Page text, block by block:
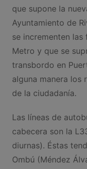
que supone la
Ayuntamiento de
se incrementen
Metro y que se
transbordo en
alguna manera los
de la ciudadanía.
Las líneas de
cabecera son la
diurnas). Éstas
Ombú (Méndez